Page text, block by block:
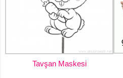
Tavşan Maskesi